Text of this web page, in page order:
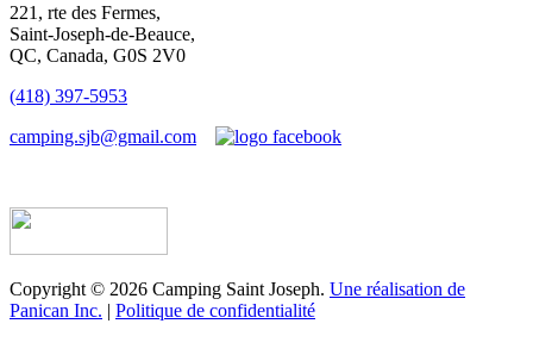
221, rte des Fermes,
Saint-Joseph-de-Beauce,
QC, Canada, G0S 2V0
(418) 397-5953
camping.sjb@gmail.com
Copyright © 2026 Camping Saint Joseph. Une réalisation de
Panican Inc. | Politique de confidentialité